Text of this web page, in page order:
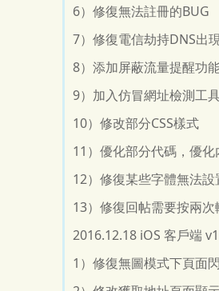
6）修復無法註冊的BUG
7）修復電信劫持DNS出
8）添加屏蔽流量提醒功
9）加入仿冒網址檢測工
10）修改部分CSS樣式
11）優化部分代碼，優
12）修復某些字體無法
13）修復回帖需要按兩
2016.12.18 iOS 客戶端
1）修復無圖模式下頁面